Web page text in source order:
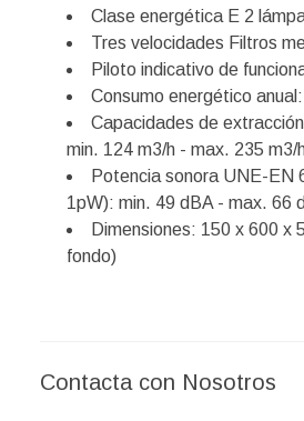
Clase energética E 2
Tres velocidades Filtros
Piloto indicativo de
Consumo energético
Capacidades de
min. 124 m3/h - max. 235 m3/
Potencia sonora UNE-EN
1pW): min. 49 dBA - max. 66
Dimensiones: 150 x 600 x
fondo)
Contacta con Nosotros